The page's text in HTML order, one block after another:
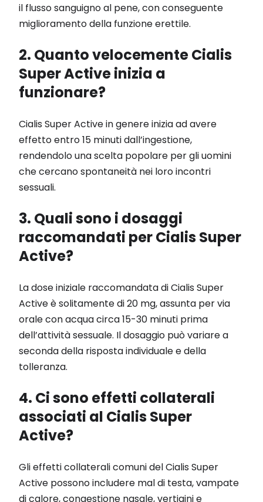
il flusso sanguigno al pene, con conseguente
miglioramento della funzione erettile.
2. Quanto velocemente Cialis
Super Active inizia a
funzionare?
Cialis Super Active in genere inizia ad avere
effetto entro 15 minuti dall’ingestione,
rendendolo una scelta popolare per gli uomini
che cercano spontaneità nei loro incontri
sessuali.
3. Quali sono i dosaggi
raccomandati per Cialis Super
Active?
La dose iniziale raccomandata di Cialis Super
Active è solitamente di 20 mg, assunta per via
orale con acqua circa 15-30 minuti prima
dell’attività sessuale. Il dosaggio può variare a
seconda della risposta individuale e della
tolleranza.
4. Ci sono effetti collaterali
associati al Cialis Super
Active?
Gli effetti collaterali comuni del Cialis Super
Active possono includere mal di testa, vampate
di calore, congestione nasale, vertigini e